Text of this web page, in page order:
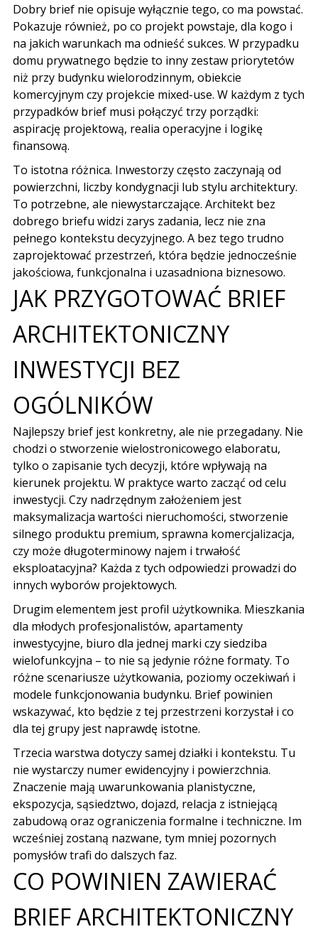
Dobry brief nie opisuje wyłącznie tego, co ma powstać.
Pokazuje również, po co projekt powstaje, dla kogo i
na jakich warunkach ma odnieść sukces. W przypadku
domu prywatnego będzie to inny zestaw priorytetów
niż przy budynku wielorodzinnym, obiekcie
komercyjnym czy projekcie mixed-use. W każdym z tych
przypadków brief musi połączyć trzy porządki:
aspirację projektową, realia operacyjne i logikę
finansową.
To istotna różnica. Inwestorzy często zaczynają od
powierzchni, liczby kondygnacji lub stylu architektury.
To potrzebne, ale niewystarczające. Architekt bez
dobrego briefu widzi zarys zadania, lecz nie zna
pełnego kontekstu decyzyjnego. A bez tego trudno
zaprojektować przestrzeń, która będzie jednocześnie
jakościowa, funkcjonalna i uzasadniona biznesowo.
JAK PRZYGOTOWAĆ BRIEF
ARCHITEKTONICZNY
INWESTYCJI BEZ
OGÓLNIKÓW
Najlepszy brief jest konkretny, ale nie przegadany. Nie
chodzi o stworzenie wielostronicowego elaboratu,
tylko o zapisanie tych decyzji, które wpływają na
kierunek projektu. W praktyce warto zacząć od celu
inwestycji. Czy nadrzędnym założeniem jest
maksymalizacja wartości nieruchomości, stworzenie
silnego produktu premium, sprawna komercjalizacja,
czy może długoterminowy najem i trwałość
eksploatacyjna? Każda z tych odpowiedzi prowadzi do
innych wyborów projektowych.
Drugim elementem jest profil użytkownika. Mieszkania
dla młodych profesjonalistów, apartamenty
inwestycyjne, biuro dla jednej marki czy siedziba
wielofunkcyjna – to nie są jedynie różne formaty. To
różne scenariusze użytkowania, poziomy oczekiwań i
modele funkcjonowania budynku. Brief powinien
wskazywać, kto będzie z tej przestrzeni korzystał i co
dla tej grupy jest naprawdę istotne.
Trzecia warstwa dotyczy samej działki i kontekstu. Tu
nie wystarczy numer ewidencyjny i powierzchnia.
Znaczenie mają uwarunkowania planistyczne,
ekspozycja, sąsiedztwo, dojazd, relacja z istniejącą
zabudową oraz ograniczenia formalne i techniczne. Im
wcześniej zostaną nazwane, tym mniej pozornych
pomysłów trafi do dalszych faz.
CO POWINIEN ZAWIERAĆ
BRIEF ARCHITEKTONICZNY